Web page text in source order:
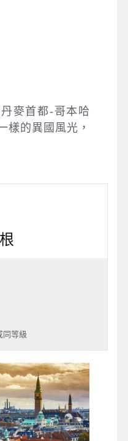
麥首都-哥本哈
樣的異國風光，
同等級